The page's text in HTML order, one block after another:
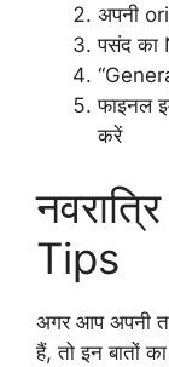
अपनी
पसंद का
फाइनल
करें
Tips
अगर आप अपनी
हैं, तो इन बातों